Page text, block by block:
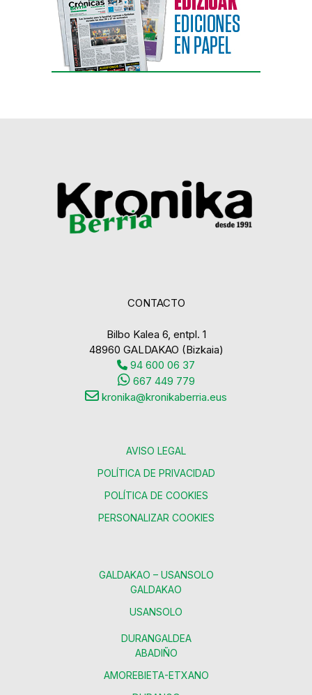
CONTACTO
Bilbo Kalea 6, entpl. 1
48960 GALDAKAO (Bizkaia)
94 600 06 37
667 449 779
kronika@kronikaberria.eus
AVISO LEGAL
POLÍTICA DE PRIVACIDAD
POLÍTICA DE COOKIES
PERSONALIZAR COOKIES
GALDAKAO – USANSOLO
GALDAKAO
USANSOLO
DURANGALDEA
ABADIÑO
AMOREBIETA-ETXANO